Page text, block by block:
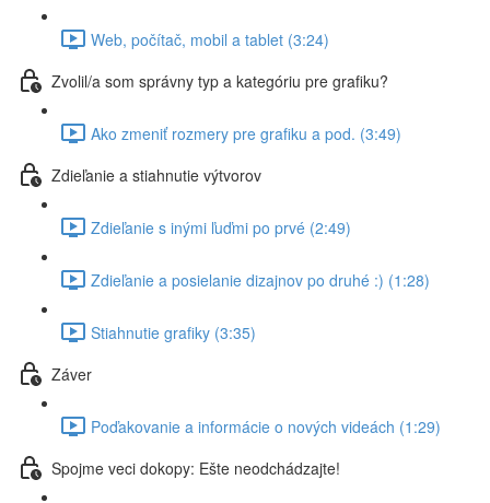
Web, počítač, mobil a tablet (3:24)
Zvolil/a som správny typ a kategóriu pre grafiku?
Ako zmeniť rozmery pre grafiku a pod. (3:49)
Zdieľanie a stiahnutie výtvorov
Zdieľanie s inými ľuďmi po prvé (2:49)
Zdieľanie a posielanie dizajnov po druhé :) (1:28)
Stiahnutie grafiky (3:35)
Záver
Poďakovanie a informácie o nových videách (1:29)
Spojme veci dokopy: Ešte neodchádzajte!